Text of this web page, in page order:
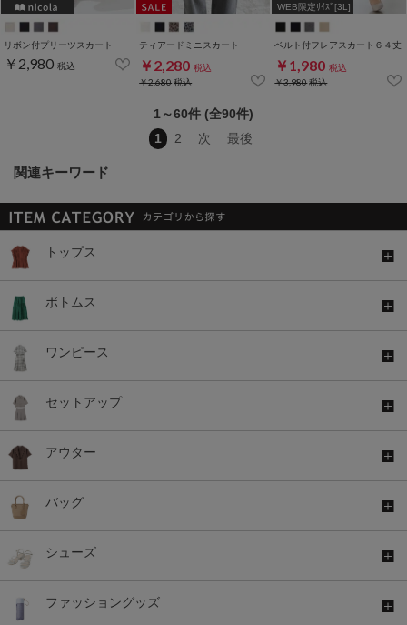
リボン付プリーツスカート
￥2,980 税込
ティアードミニスカート
￥2,280 税込
￥2,680税込
WEB限定ｻｲｽﾞ[3L]
ベルト付フレアスカート６４丈
￥1,980 税込
￥3,980税込
1～60件 (全90件)
1
2 次 最後
関連キーワード
トップス
ボトムス
ワンピース
セットアップ
アウター
バッグ
シューズ
ファッショングッズ